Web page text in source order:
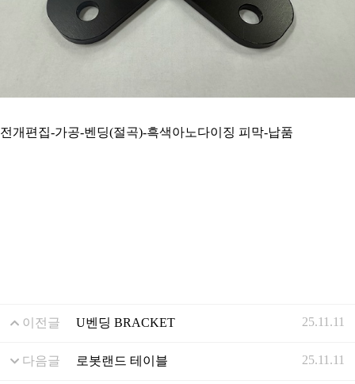
전개편집-가공-벤딩(절곡)-흑색아노다이징 피막-납품
이전글 U벤딩 BRACKET 25.11.11
다음글 로봇랜드 테이블 25.11.11